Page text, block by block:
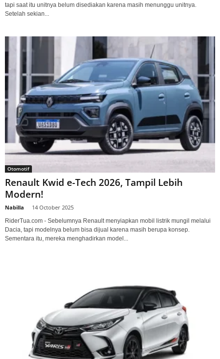
tapi saat itu unitnya belum disediakan karena masih menunggu unitnya.
Setelah sekian...
Otomotif
Renault Kwid e-Tech 2026, Tampil Lebih
Modern!
Nabilla 14 October 2025
RiderTua.com - Sebelumnya Renault menyiapkan mobil listrik mungil melalui
Dacia, tapi modelnya belum bisa dijual karena masih berupa konsep.
Sementara itu, mereka menghadirkan model...